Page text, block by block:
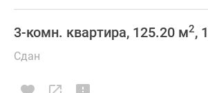
3-комн. квартира, 125.20 м2,
Сдан